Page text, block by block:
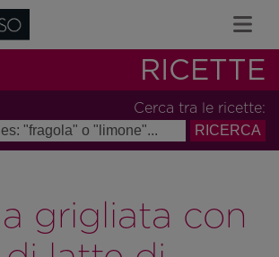
RICETTE
Cerca tra le ricette:
grigliata con